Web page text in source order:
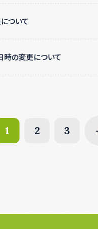
ついて
時の変更について
1 2 3